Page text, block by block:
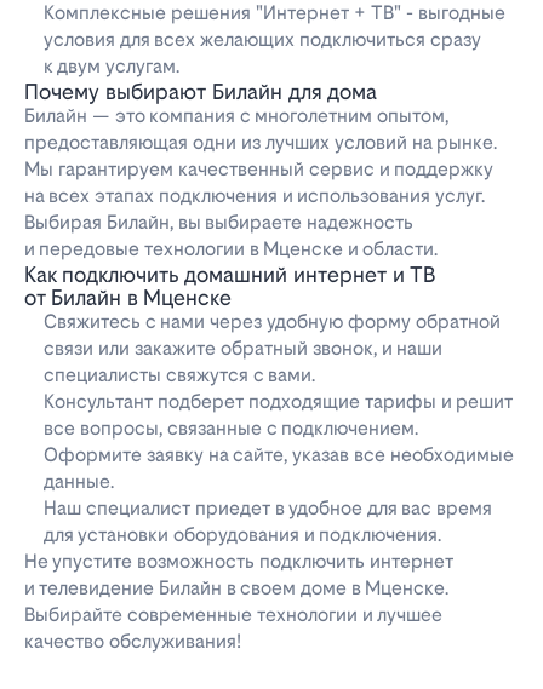
Комплексные решения "Интернет + ТВ" - выгодные
условия для всех желающих подключиться сразу
к двум услугам.
Почему выбирают Билайн для дома
Билайн — это компания с многолетним опытом,
предоставляющая одни из лучших условий на рынке.
Мы гарантируем качественный сервис и поддержку
на всех этапах подключения и использования услуг.
Выбирая Билайн, вы выбираете надежность
и передовые технологии в Мценске и области.
Как подключить домашний интернет и ТВ
от Билайн в Мценске
Свяжитесь с нами через удобную форму обратной
связи или закажите обратный звонок, и наши
специалисты свяжутся с вами.
Консультант подберет подходящие тарифы и решит
все вопросы, связанные с подключением.
Оформите заявку на сайте, указав все необходимые
данные.
Наш специалист приедет в удобное для вас время
для установки оборудования и подключения.
Не упустите возможность подключить интернет
и телевидение Билайн в своем доме в Мценске.
Выбирайте современные технологии и лучшее
качество обслуживания!